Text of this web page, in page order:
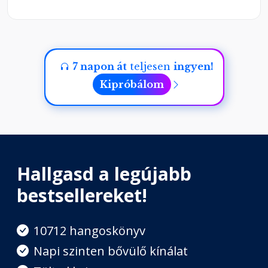
7 napon átteljesen ingyen!
Kipróbálom
Hallgasd a legújabb
bestsellereket!
10712 hangoskönyv
Napi szinten bővülő kínálat